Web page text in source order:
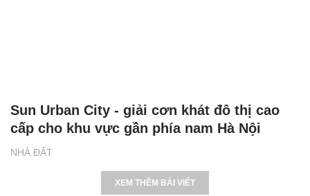
NHÀ ĐẤT
Sun Urban City - giải cơn khát đô thị cao
cấp cho khu vực gần phía nam Hà Nội
XEM THÊM BÀI VIẾT